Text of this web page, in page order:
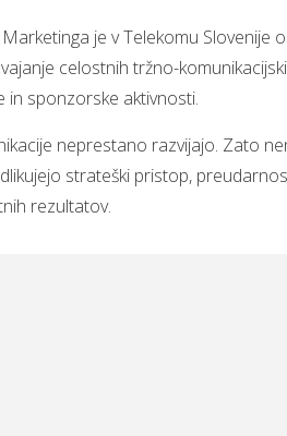
je v Telekomu Slovenije
celostnih tržno-
in sponzorske aktivnosti.
neprestano razvijajo. Zato
strateški pristop,
rezultatov.